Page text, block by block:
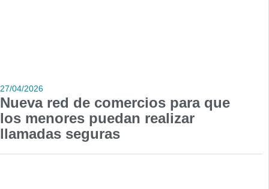
27/04/2026
Nueva red de comercios para que
los menores puedan realizar
llamadas seguras